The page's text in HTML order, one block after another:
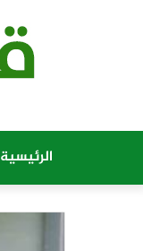
الرئيسية